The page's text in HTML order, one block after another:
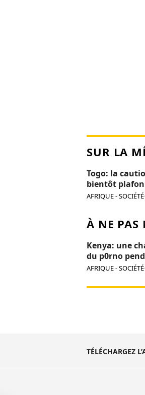
SUR LA
Togo: la
bientôt
AFRIQUE - SOCIÉTÉ
À NE PAS
Kenya: une
du p0rno
enfants
AFRIQUE - SOCIÉTÉ
TÉLÉCHARGEZ